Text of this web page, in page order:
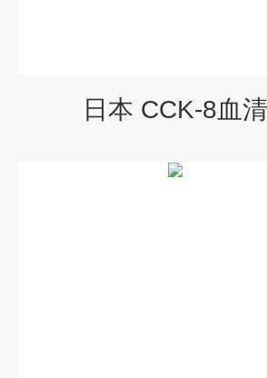
日本 CCK-8血清